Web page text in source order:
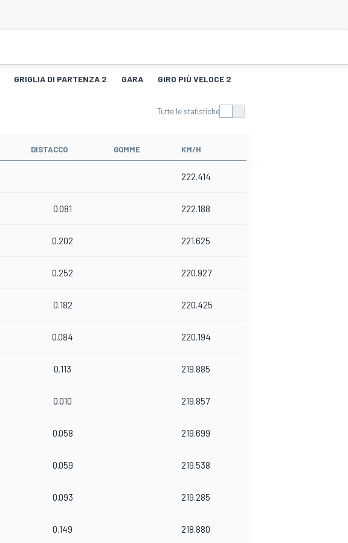
GRIGLIA DI PARTENZA 2 GARA GIRO PIÙ VELOCE 2
Tutte le statistiche
DISTACCO GOMME KM/H
222.414
0.081 222.188
0.202 221.625
0.252 220.927
0.182 220.425
0.084 220.194
0.113 219.885
0.010 219.857
0.058 219.699
0.059 219.538
0.093 219.285
0.149 218.880